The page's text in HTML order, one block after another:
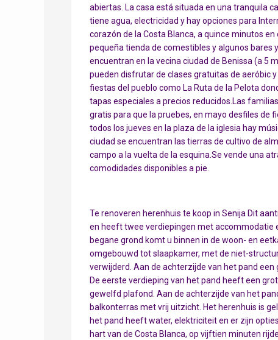
abiertas. La casa está situada en una tranquila
tiene agua, electricidad y hay opciones para
corazón de la Costa Blanca, a quince minutos
pequeña tienda de comestibles y algunos bares
encuentran en la vecina ciudad de Benissa (a 5
pueden disfrutar de clases gratuitas de aeróbic
fiestas del pueblo como La Ruta de la Pelota
tapas especiales a precios reducidos.Las
gratis para que la pruebes, en mayo desfiles de
todos los jueves en la plaza de la iglesia hay
ciudad se encuentran las tierras de cultivo de
campo a la vuelta de la esquina.Se vende una
comodidades disponibles a pie.
Te renoveren herenhuis te koop in Senija Dit
en heeft twee verdiepingen met accommodatie
begane grond komt u binnen in de woon- en
omgebouwd tot slaapkamer, met de niet-
verwijderd. Aan de achterzijde van het pand een
De eerste verdieping van het pand heeft een
gewelfd plafond. Aan de achterzijde van het
balkonterras met vrij uitzicht. Het herenhuis is
het pand heeft water, elektriciteit en er zijn
hart van de Costa Blanca, op vijftien minuten